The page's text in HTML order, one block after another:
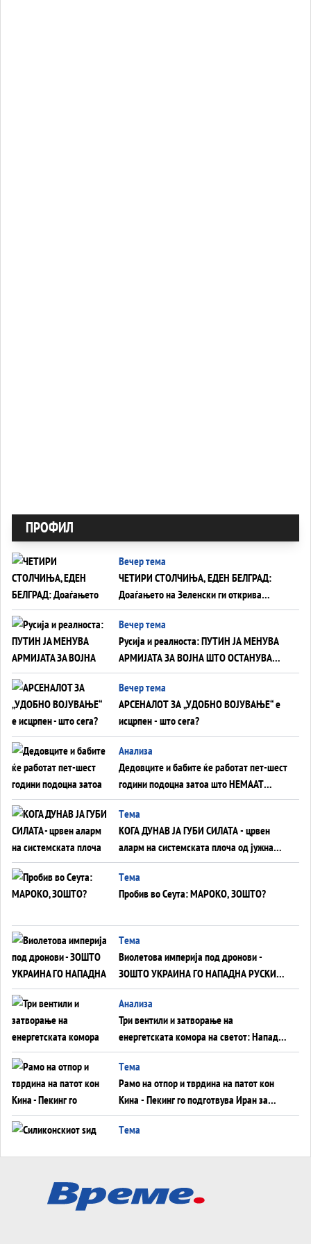
ПРОФИЛ
Вечер тема
ЧЕТИРИ СТОЛЧИЊА, ЕДЕН БЕЛГРАД:
Доаѓањето на Зеленски ги открива
тајните на политиката на балансирање
на Вучиќ
Вечер тема
Русија и реалноста: ПУТИН ЈА МЕНУВА
АРМИЈАТА ЗА ВОЈНА ШТО ОСТАНУВА
БЕЗ ФРОНТ
Вечер тема
АРСЕНАЛОТ ЗА „УДОБНО ВОЈУВАЊЕ“ е
исцрпен - што сега?
Анализа
Дедовците и бабите ќе работат пет-шест
години подоцна затоа што НЕМААТ
ВНУЦИ ДА ГИ ЗАМЕНАТ
Tема
КОГА ДУНАВ ЈА ГУБИ СИЛАТА - црвен
аларм на системската плоча од јужна
Германија до Црното Море...
Tема
Пробив во Сеута: МАРОКО, ЗОШТО?
Tема
Виолетова империја под дронови -
ЗОШТО УКРАИНА ГО НАПАДНА РУСКИОТ
WILDBERRIES
Aнализа
Три вентили и затворање на
енергетската комора на светот: Нападот
во Суец најавува глобален енергетски
инфаркт?
Tема
Рамо на отпор и тврдина на патот кон
Кина - Пекинг го подготвува Иран за
американска копнена инвазија
Tема
Tема
Трамп тврди дека повторно „разговара“